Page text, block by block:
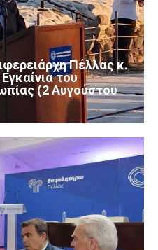
Πέλλας κ.
του
(2 Αυγούστου